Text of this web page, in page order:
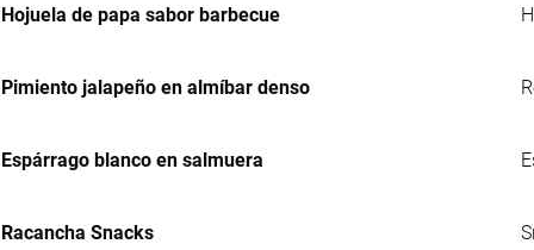
Hojuela de papa sabor barbecue
Pimiento jalapeño en almíbar denso
Espárrago blanco en salmuera
Racancha Snacks